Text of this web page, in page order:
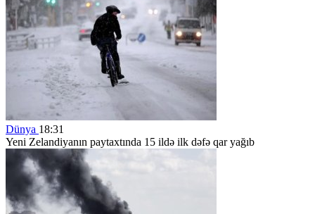
Dünya 18:31
Yeni Zelandiyanın paytaxtında 15 ildə ilk dəfə qar yağıb